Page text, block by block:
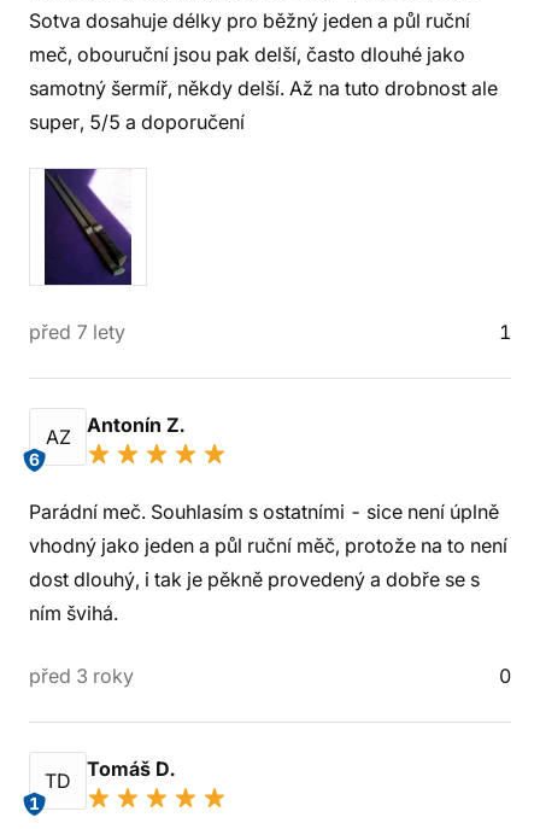
Sotva dosahuje délky pro běžný jeden a půl ruční
meč, obouruční jsou pak delší, často dlouhé jako
samotný šermíř, někdy delší. Až na tuto drobnost ale
super, 5/5 a doporučení
před 7 lety 1
AZ
6
Antonín Z.
Parádní meč. Souhlasím s ostatními - sice není úplně
vhodný jako jeden a půl ruční měč, protože na to není
dost dlouhý, i tak je pěkně provedený a dobře se s
ním švihá.
před 3 roky 0
TD
1
Tomáš D.